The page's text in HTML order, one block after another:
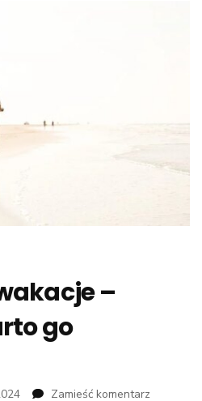
–
go
Zamieść komentarz